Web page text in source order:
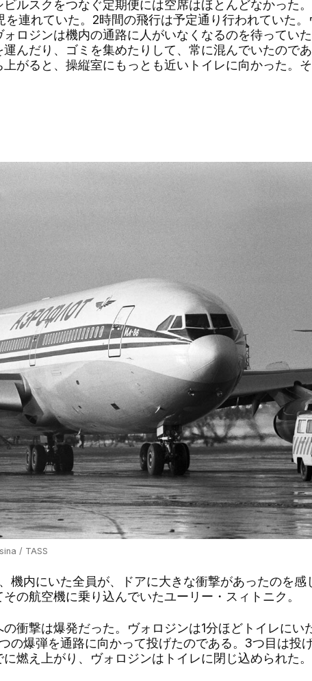
ルスクをつなぐ定期便には空席はほとんどなかった
連れていた。2時間の飛行は予定通り行われていた
ロジンは機内の通路に人がいなくなるのを待ってい
んだり、ゴミを集めたりして、常に混んでいたので
がると、操縦室にもっとも近いトイレに向かった。そ
/ TASS
機内にいた全員が、ドアに大きな衝撃があったのを感
の航空機に乗り込んでいたユーリー・スィトニク。
衝撃は爆発だった。ヴォロジンは1分ほどトイレにい
の爆弾を通路に向かって投げたのである。3つ目は投
燃え上がり、ヴォロジンはトイレに閉じ込められた。